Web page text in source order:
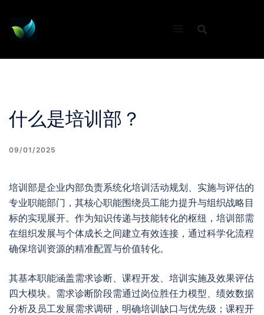
content
什么是培训部？
09/01/2025
培训部是企业内部负责系统化培训活动规划、实施与评估的
专业职能部门，其核心职能围绕员工能力提升与组织战略目
标的实现展开。作为知识传递与技能转化的枢纽，培训部需
在组织发展与个体成长之间建立有效连接，通过科学化流程
确保培训资源的精准配置与价值转化。
其基本职能涵盖需求诊断、课程开发、培训实施及效果评估
四大模块。需求诊断阶段需通过岗位胜任力模型、绩效数据
分析及员工发展需求调研，明确培训缺口与优先级；课程开